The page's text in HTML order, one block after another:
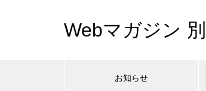
Webマガジン
お知らせ